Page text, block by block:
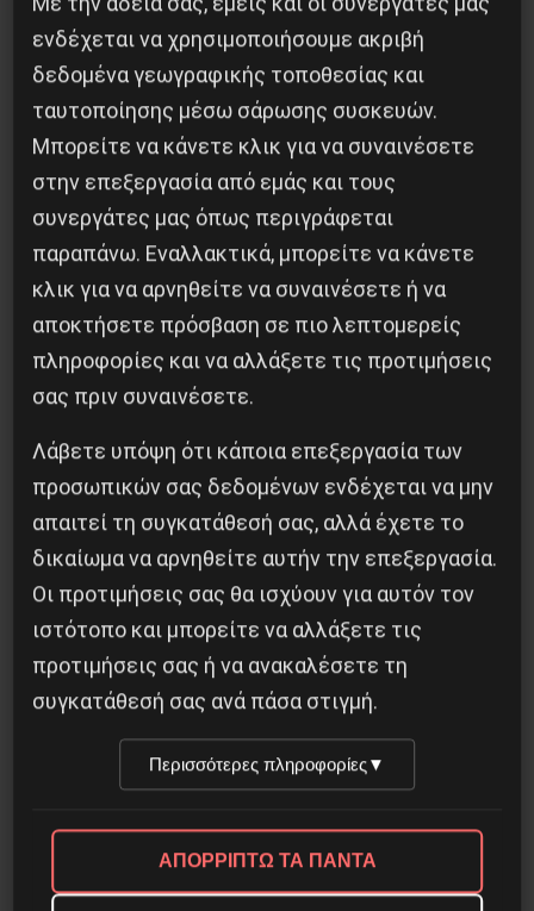
Διδάκτορας μαθηματικών στο Παρίσι ο
Αλέξανδρος Γιωτόπουλος
16 Ιουλίου 2021
Η Μπουρκίνα Φάσο του Τραορέ αντι-
ιμπεριαλιστική σχισμή της ιστορίας
26 Μαΐου 2025
ενδέχεται να χρησιμοποιήσουμε ακριβή
δεδομένα γεωγραφικής τοποθεσίας και
ταυτοποίησης μέσω σάρωσης συσκευών.
Μπορείτε να κάνετε κλικ για να συναινέσετε
στην επεξεργασία από εμάς και τους
συνεργάτες μας όπως περιγράφεται
παραπάνω. Εναλλακτικά, μπορείτε να κάνετε
κλικ για να αρνηθείτε να συναινέσετε ή να
αποκτήσετε πρόσβαση σε πιο λεπτομερείς
πληροφορίες και να αλλάξετε τις προτιμήσεις
σας πριν συναινέσετε.
Λάβετε υπόψη ότι κάποια επεξεργασία των
προσωπικών σας δεδομένων ενδέχεται να μην
απαιτεί τη συγκατάθεσή σας, αλλά έχετε το
δικαίωμα να αρνηθείτε αυτήν την επεξεργασία.
Οι προτιμήσεις σας θα ισχύουν για αυτόν τον
ιστότοπο και μπορείτε να αλλάξετε τις
προτιμήσεις σας ή να ανακαλέσετε τη
συγκατάθεσή σας ανά πάσα στιγμή.
Περισσότερες πληροφορίες▼
ΑΠΟΡΡΙΠΤΩ ΤΑ ΠΑΝΤΑ